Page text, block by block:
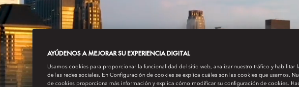
AYÚDENOS A MEJORAR SU EXPERIENCIA DIGITAL
Usamos cookies para proporcionar la funcionalidad del sitio web, analizar nuestro tráfico y habilitar
de las redes sociales. En Configuración de cookies se explica cuáles son las cookies que usamos.
de cookies proporciona más información y explica cómo modificar su configuración de cookies.